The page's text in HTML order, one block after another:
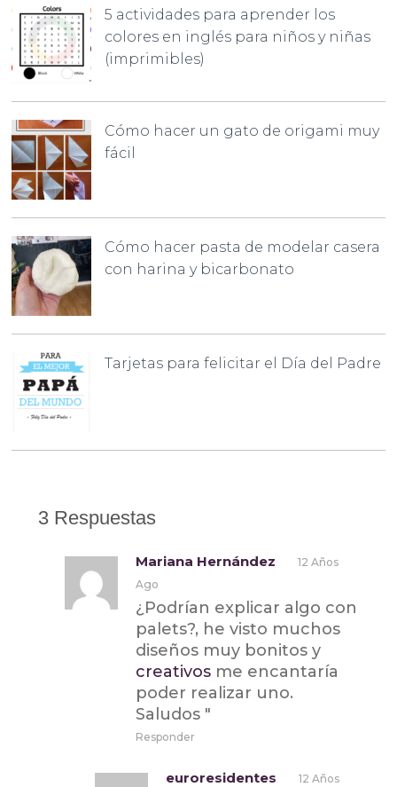
5 actividades para aprender los
colores en inglés para niños y niñas
(imprimibles)
Cómo hacer un gato de origami muy
fácil
Cómo hacer pasta de modelar casera
con harina y bicarbonato
Tarjetas para felicitar el Día del Padre
3 Respuestas
Mariana Hernández
12 Años
Ago
¿Podrían explicar algo con
palets?, he visto muchos
diseños muy bonitos y
creativos me encantaría
poder realizar uno.
Saludos "
Responder
euroresidentes
12 Años